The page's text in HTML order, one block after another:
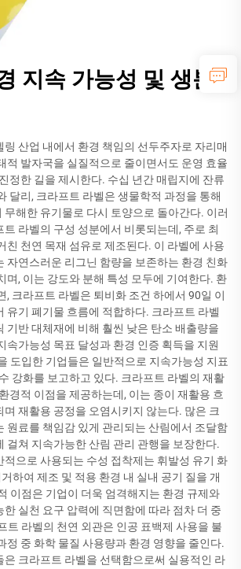
지속 가능성 및 생분
링 산업 내에서 환경 책임의 선두주자로 자리매
적 발자국을 실질적으로 줄이면서도 운영 효율
정한 길을 제시한다. 수십 년간 매립지에 잔류
달리, 크라프트 라벨은 생물학적 과정을 통해
무해한 유기물로 다시 토양으로 돌아간다. 이러
라벨의 구성 성분에서 비롯되는데, 주로 최
친 천연 목재 섬유로 제조된다. 이 라벨에 사용
자연스러운 리그닌 함량을 보존하는 환경 친화
며, 이는 강도와 분해 특성 모두에 기여한다. 환
, 크라프트 라벨은 퇴비화 조건 하에서 90일 이
유기 폐기물 흐름에 적합하다. 크라프트 라벨
기반 대체재에 비해 훨씬 낮은 탄소 배출량을
속가능성 목표 달성과 환경 인증 획득을 지원
도입한 기업들은 일반적으로 지속가능성 지표
강화를 보고하고 있다. 크라프트 라벨의 재활
경적 이점을 제공하는데, 이는 종이 재활용 흐
며 재활용 공정을 오염시키지 않는다. 많은 크
원료를 책임감 있게 관리되는 산림에서 조달함
걸쳐 지속가능한 산림 관리 관행을 보장한다.
적으로 사용되는 수성 접착제는 휘발성 유기 화
하여 제조 및 적용 환경 내 실내 공기 질을 개
이점은 기업이 더욱 엄격해지는 환경 규제와
실천 요구 압력에 직면함에 따라 점차 더 중
트 라벨의 천연 외관은 인공 표백제 사용을 불
정 중 화학 물질 사용량과 환경 영향을 줄인다.
은 크라프트 라벨을 선택함으로써 실용적인 라